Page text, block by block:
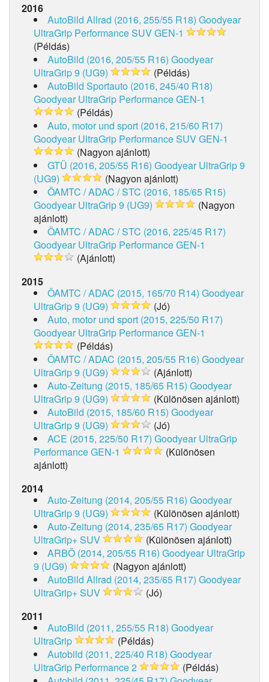
2016
AutoBild Allrad (2016, 255/55 R18) Goodyear
UltraGrip Performance SUV GEN-1
(Példás)
AutoBild (2016, 205/55 R16) Goodyear
UltraGrip 9 (UG9)
(Példás)
AutoBild Sportauto (2016, 245/40 R18)
Goodyear UltraGrip Performance GEN-1
(Példás)
Auto, motor und sport (2016, 215/60 R17)
Goodyear UltraGrip Performance SUV GEN-1
(Nagyon ajánlott)
GTÜ (2016, 205/55 R16) Goodyear UltraGrip 9
(UG9)
(Nagyon ajánlott)
ÖAMTC / ADAC / STC (2016, 185/65 R15)
Goodyear UltraGrip 9 (UG9)
(Nagyon
ajánlott)
ÖAMTC / ADAC / STC (2016, 225/45 R17)
Goodyear UltraGrip Performance GEN-1
(Ajánlott)
2015
ÖAMTC / ADAC (2015, 165/70 R14) Goodyear
UltraGrip 9 (UG9)
(Jó)
Auto, motor und sport (2015, 225/50 R17)
Goodyear UltraGrip Performance GEN-1
(Példás)
ÖAMTC / ADAC (2015, 205/55 R16) Goodyear
UltraGrip 9 (UG9)
(Ajánlott)
Auto-Zeitung (2015, 185/65 R15) Goodyear
UltraGrip 9 (UG9)
(Különösen ajánlott)
AutoBild (2015, 185/60 R15) Goodyear
UltraGrip 9 (UG9)
(Jó)
ACE (2015, 225/50 R17) Goodyear UltraGrip
Performance GEN-1
(Különösen
ajánlott)
2014
Auto-Zeitung (2014, 205/55 R16) Goodyear
UltraGrip 9 (UG9)
(Különösen ajánlott)
Auto-Zeitung (2014, 235/65 R17) Goodyear
UltraGrip+ SUV
(Különösen ajánlott)
ARBÖ (2014, 205/55 R16) Goodyear UltraGrip
9 (UG9)
(Nagyon ajánlott)
AutoBild Allrad (2014, 235/65 R17) Goodyear
UltraGrip+ SUV
(Jó)
2011
AutoBild (2011, 255/55 R18) Goodyear
UltraGrip
(Példás)
Autobild (2011, 225/40 R18) Goodyear
UltraGrip Performance 2
(Példás)